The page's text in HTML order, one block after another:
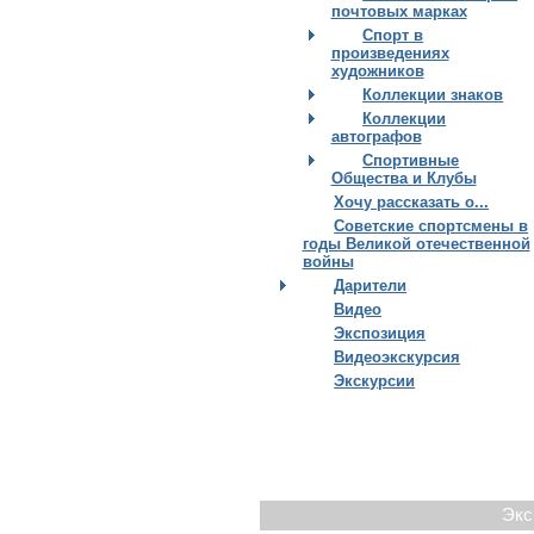
почтовых марках
Спорт в
произведениях
художников
Коллекции знаков
Коллекции
автографов
Спортивные
Общества и Клубы
Хочу рассказать о...
Советские спортсмены в
годы Великой отечественной
войны
Дарители
Видео
Экспозиция
Видеоэкскурсия
Экскурсии